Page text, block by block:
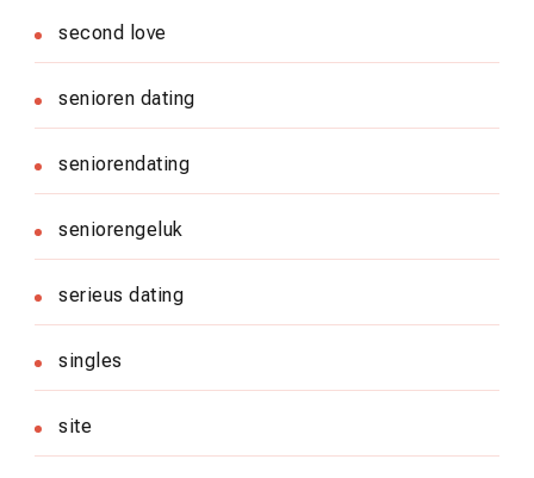
second love
senioren dating
seniorendating
seniorengeluk
serieus dating
singles
site